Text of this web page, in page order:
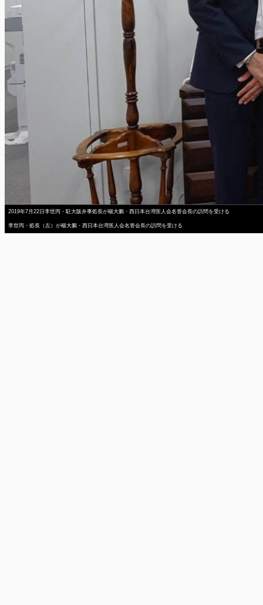
2019年7月22日李世丙・駐大阪弁事処長が楊大鵬・西日本台湾医人会名誉会長の訪問を受ける
李世丙・処長（左）が楊大鵬・西日本台湾医人会名誉会長の訪問を受ける